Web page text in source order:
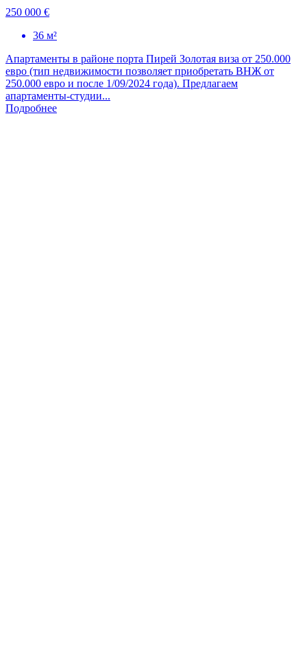
250 000 €
36 м²
Апартаменты в районе порта Пирей Золотая виза от 250.000
евро (тип недвижимости позволяет приобретать ВНЖ от
250.000 евро и после 1/09/2024 года). Предлагаем
апартаменты-студии...
Подробнее